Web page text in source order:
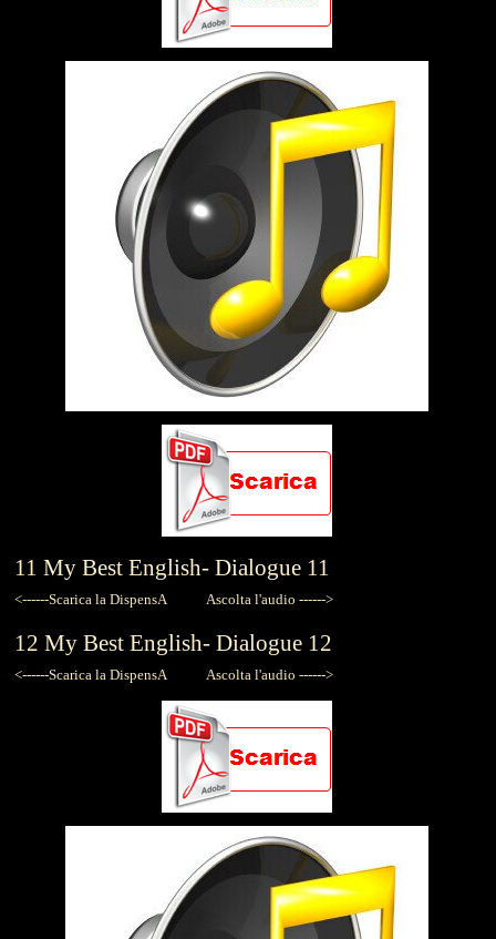
11 My Best English- Dialogue 11
<------Scarica la DispensA Ascolta l'audio ------>
12 My Best English- Dialogue 12
<------Scarica la DispensA Ascolta l'audio ------>